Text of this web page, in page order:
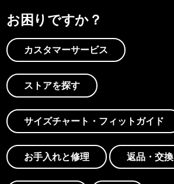
お困りですか？
カスタマーサービス
ストアを探す
サイズチャート・フィットガイド
お手入れと修理 返品・交換